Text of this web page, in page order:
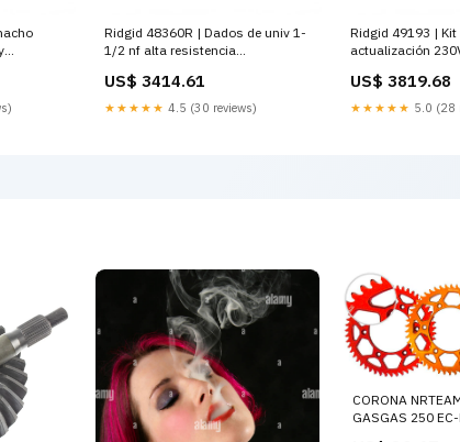
Ridgid 48360R | Dados de univ 1-
1/2 nf alta resistencia
US$ 3414.61
★★★★★ 4.5 (30 reviews)
Ridgid 49193 |
actualización
Misceláneos
US$ 3819.68
★★★★★ 5.0 (28
CORONA
GASGAS 250